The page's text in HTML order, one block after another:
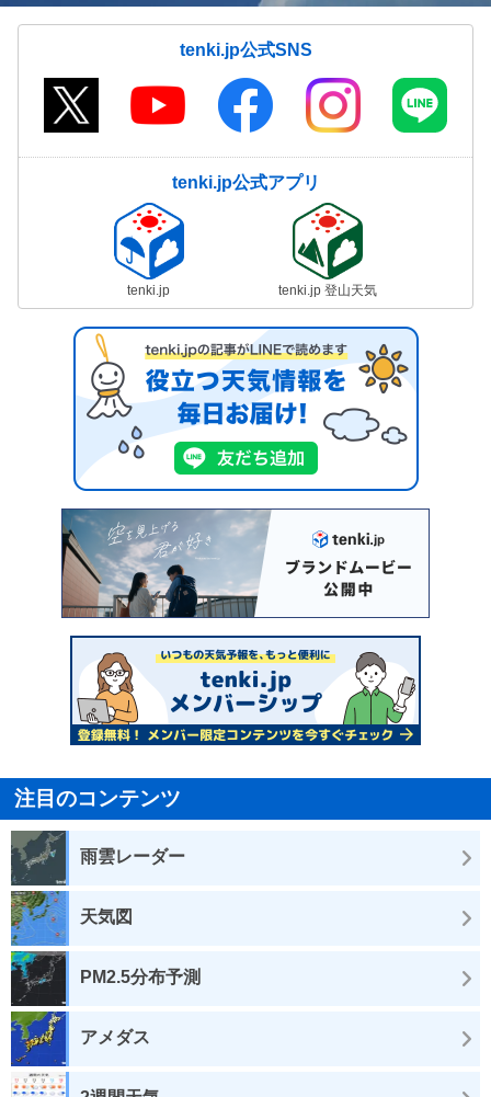
tenki.jp公式SNS
tenki.jp公式アプリ
tenki.jp tenki.jp 登山天気
注目のコンテンツ
雨雲レーダー
天気図
PM2.5分布予測
アメダス